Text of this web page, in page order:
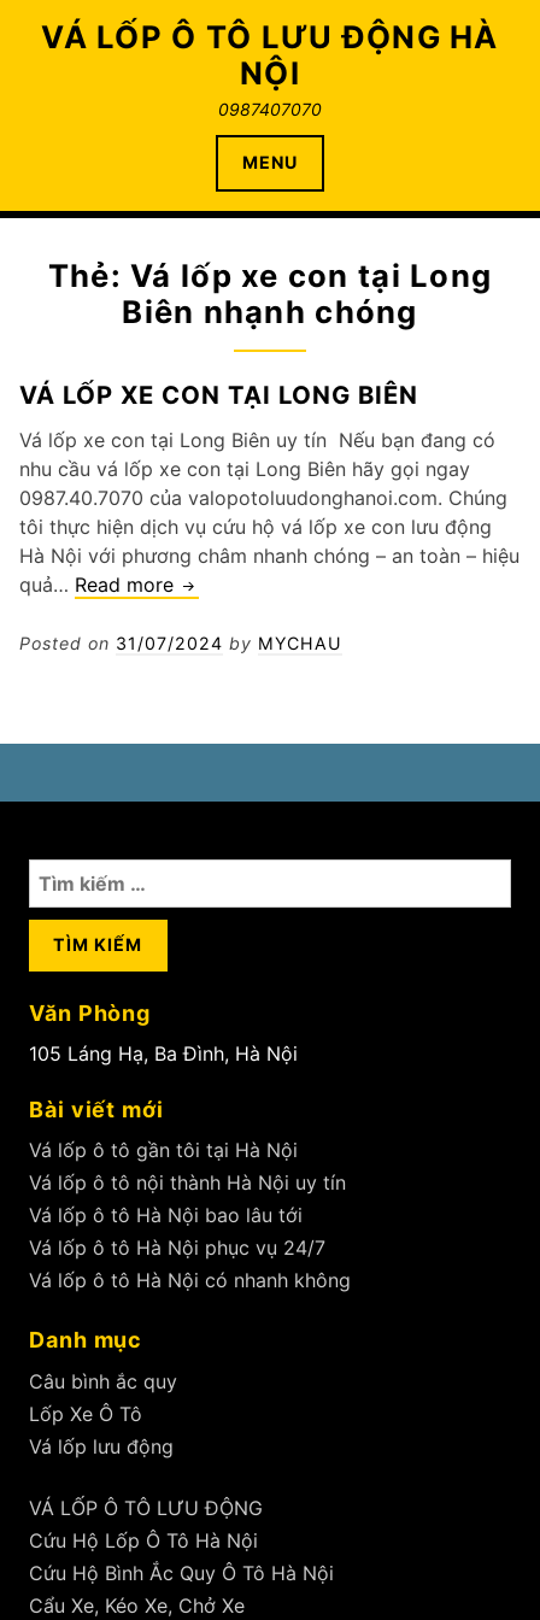
VÁ LỐP Ô TÔ LƯU ĐỘNG HÀ
NỘI
0987407070
MENU
Thẻ:Vá lốp xe con tại Long
Biên nhạnh chóng
VÁ LỐP XE CON TẠI LONG BIÊN
Vá lốp xe con tại Long Biên uy tín Nếu bạn đang có
nhu cầu vá lốp xe con tại Long Biên hãy gọi ngay
0987.40.7070 của valopotoluudonghanoi.com. Chúng
tôi thực hiện dịch vụ cứu hộ vá lốp xe con lưu động
Hà Nội với phương châm nhanh chóng – an toàn – hiệu
quả… Read more Vá
xe
Posted on 31/07/2024 by MYCHAU
Tìm
kiếm
cho:
Văn Phòng
105 Láng Hạ, Ba Đình, Hà Nội
Bài viết mới
Vá lốp ô tô gần tôi tại Hà Nội
Vá lốp ô tô nội thành Hà Nội uy tín
Vá lốp ô tô Hà Nội bao lâu tới
Vá lốp ô tô Hà Nội phục vụ 24/7
Vá lốp ô tô Hà Nội có nhanh không
Danh mục
Câu bình ắc quy
Lốp Xe Ô Tô
Vá lốp lưu động
VÁ LỐP Ô TÔ LƯU ĐỘNG
Cứu Hộ Lốp Ô Tô Hà Nội
Cứu Hộ Bình Ắc Quy Ô Tô Hà Nội
Cẩu Xe, Kéo Xe, Chở Xe